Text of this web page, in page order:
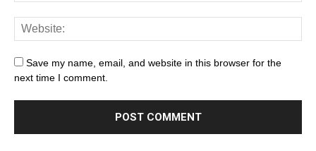
Save my name, email, and website in this browser for the
next time I comment.